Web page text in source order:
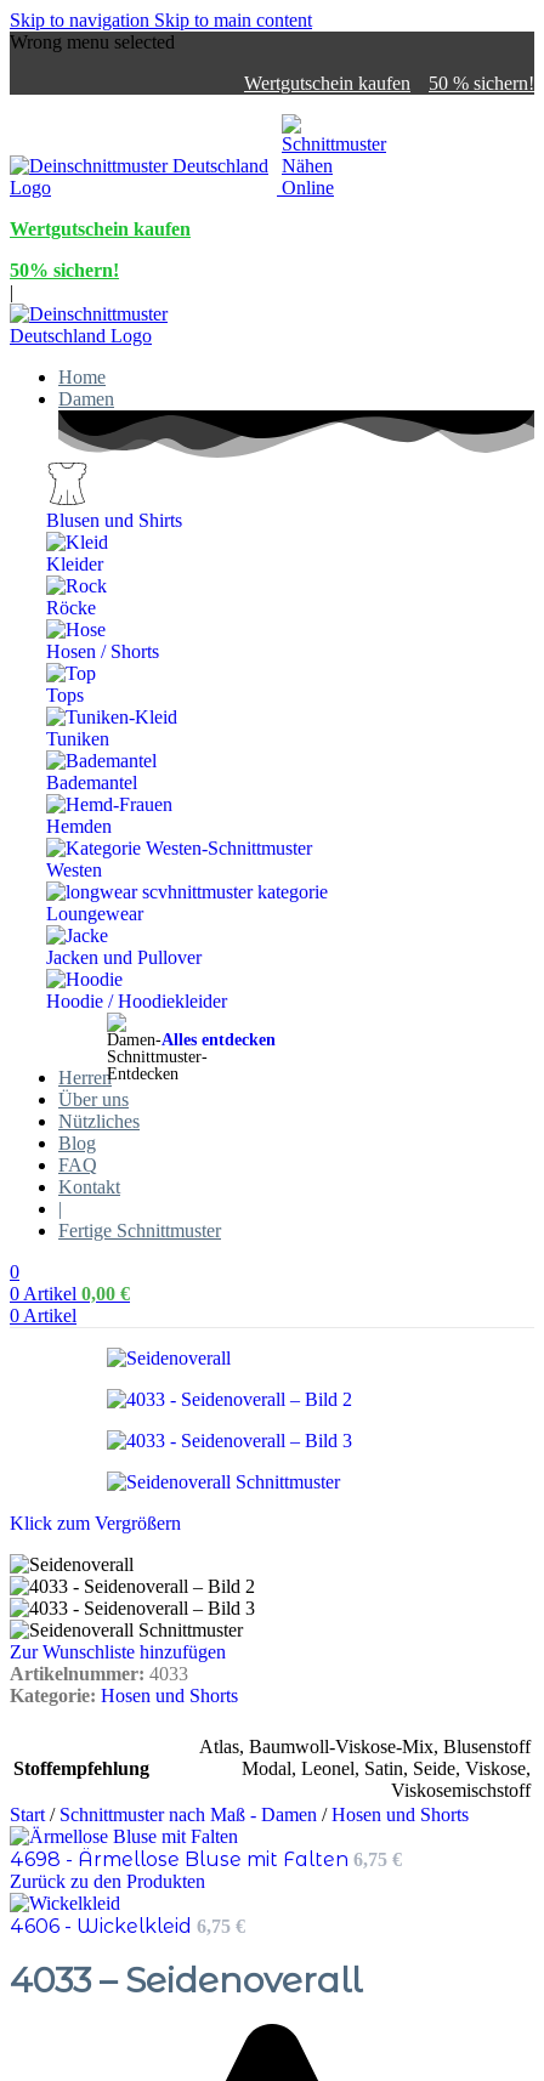
Skip to navigation Skip to main content
Wrong menu selected
Wertgutschein kaufen
50 % sichern!
Wertgutschein kaufen
50% sichern!
|
Home
Damen
Blusen und Shirts
Kleider
Röcke
Hosen / Shorts
Tops
Tuniken
Bademantel
Hemden
Westen
Loungewear
Jacken und Pullover
Hoodie / Hoodiekleider
Alles entdecken
Herren
Über uns
Nützliches
Blog
FAQ
Kontakt
|
Fertige Schnittmuster
0
0 Artikel 0,00 €
0 Artikel
Klick zum Vergrößern
Zur Wunschliste hinzufügen
Artikelnummer: 4033
Kategorie: Hosen und Shorts
Stoffempfehlung
Atlas, Baumwoll-Viskose-Mix, Blusenstoff
Modal, Leonel, Satin, Seide, Viskose,
Viskosemischstoff
Start/ Schnittmuster nach Maß - Damen / Hosen und Shorts
4698 - Ärmellose Bluse mit Falten 6,75 €
Zurück zu den Produkten
4606 - Wickelkleid 6,75 €
4033 – Seidenoverall